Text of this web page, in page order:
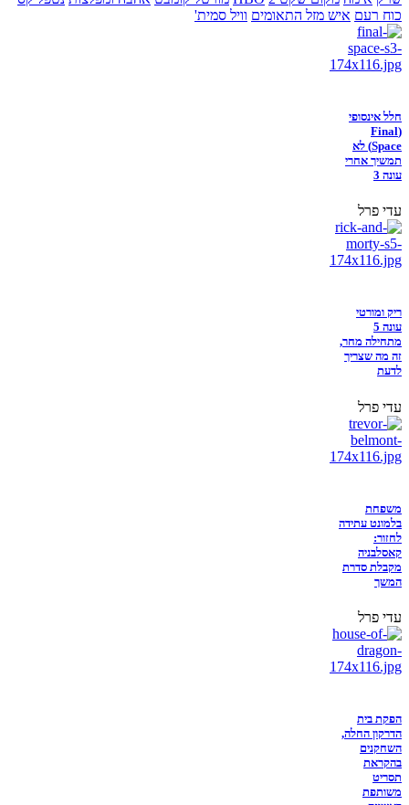
כוח רעם איש מזל התאומים וויל סמית'
חלל אינסופי
(Final
Space) לא
תמשיך אחרי
עונה 3
עדי פרל
ריק ומורטי
עונה 5
מתחילה מחר,
זה מה שצריך
לדעת
עדי פרל
משפחת
בלמונט עתידה
לחזור:
קאסלבניה
מקבלת סדרת
המשך
עדי פרל
הפקת בית
הדרקון החלה,
השחקנים
בהקראת
תסריט
משותפת